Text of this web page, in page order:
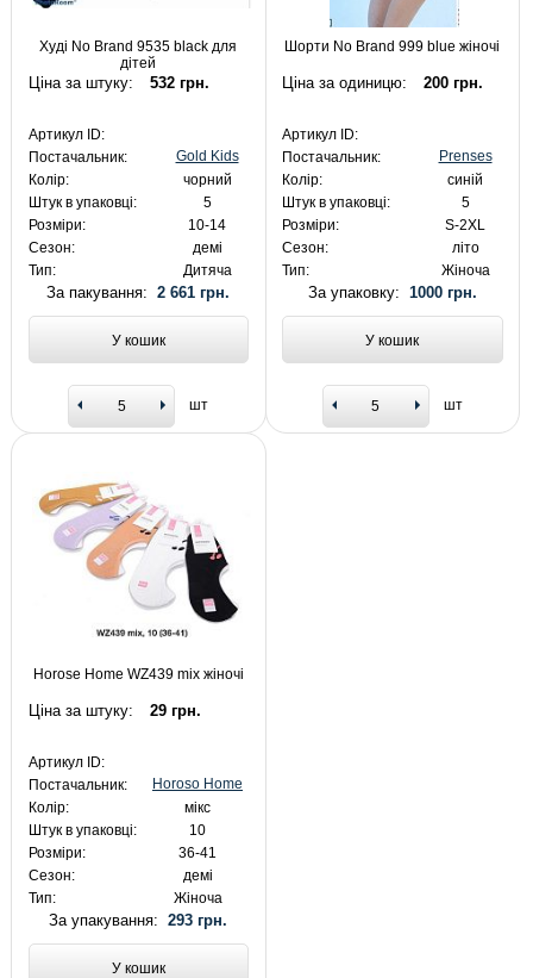
Худі No Brand 9535 black для
дітей
Ціна за штуку: 532 грн.
Артикул ID:
Постачальник:
Gold Kids
Колір:
чорний
Штук в упаковці:
5
Розміри:
10-14
Сезон:
демі
Тип:
Дитяча
За пакування:2 661 грн.
У кошик
шт
Шорти No Brand 999 blue жіночі
Ціна за одиницю: 200 грн.
Артикул ID:
Постачальник:
Prenses
Колір:
синій
Штук в упаковці:
5
Розміри:
S-2XL
Сезон:
літо
Тип:
Жіноча
За упаковку: 1000 грн.
У кошик
шт
Horose Home WZ439 mix жіночі
Ціна за штуку: 29 грн.
Артикул ID:
Постачальник:
Horoso Home
Колір:
мікс
Штук в упаковці:
10
Розміри:
36-41
Сезон:
демі
Тип:
Жіноча
За упакування:293 грн.
У кошик